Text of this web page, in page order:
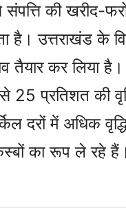
संपत्ति की खरीद-
है। उत्तराखंड के
तैयार कर लिया
25 प्रतिशत की
दरों में अधिक
का रूप ले रहे हैं।